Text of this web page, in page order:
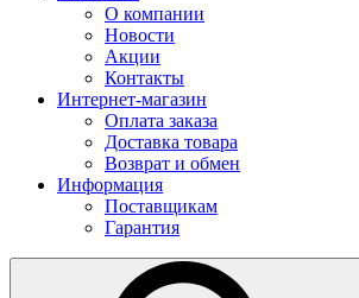
О компании
Новости
Акции
Контакты
Интернет-магазин
Оплата заказа
Доставка товара
Возврат и обмен
Информация
Поставщикам
Гарантия